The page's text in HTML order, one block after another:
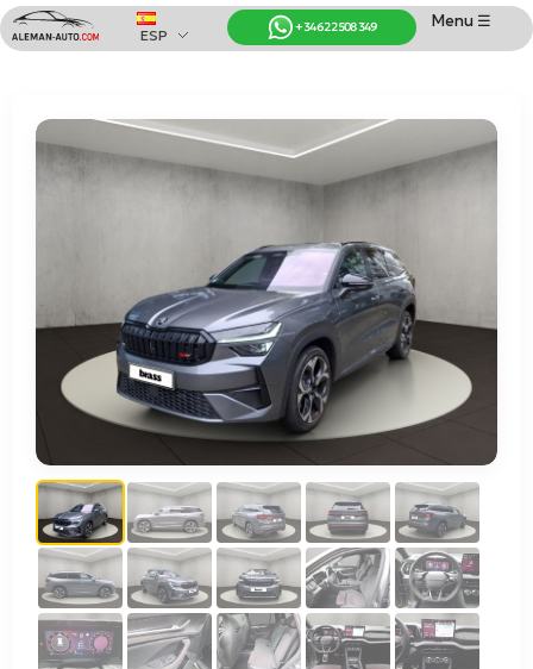
Coches de Alemania
Importación de Coches de Alemania
Menu ☰
+34 622 508 349
ESP